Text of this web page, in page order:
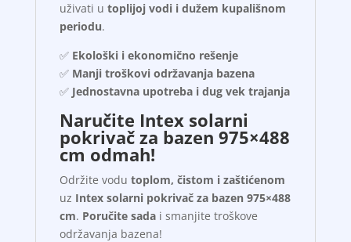
uživati u toplijoj vodi i dužem kupališnom
periodu.
✅ Ekološki i ekonomično rešenje
✅ Manji troškovi održavanja bazena
✅ Jednostavna upotreba i dug vek trajanja
Naručite Intex solarni
pokrivač za bazen 975×488
cm odmah!
Održite vodu toplom, čistom i zaštićenom
uz Intex solarni pokrivač za bazen 975×488
cm. Poručite sadai smanjite troškove
održavanja bazena!